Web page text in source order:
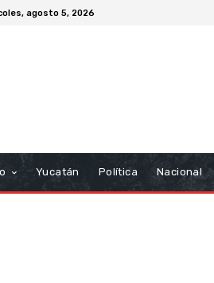
agosto 5, 2026
Yucatán Política Nacional